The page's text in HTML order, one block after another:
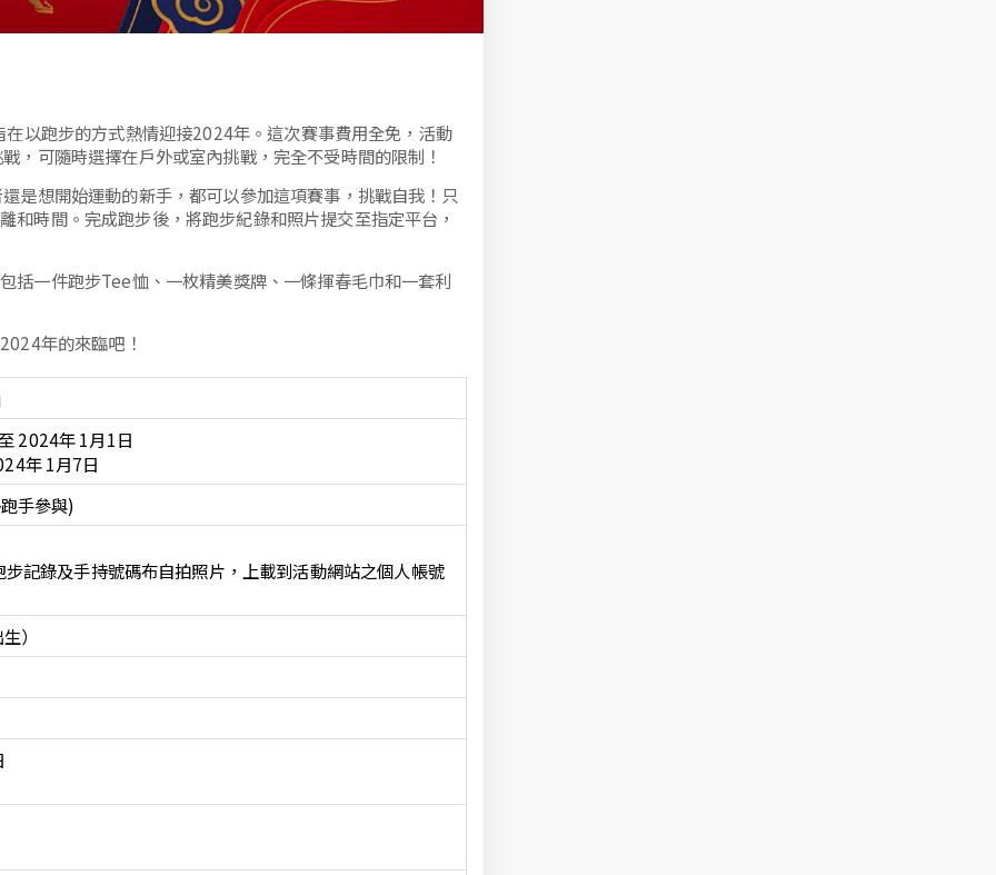
以跑步的方式熱情迎接2024年。這次賽事費用全免，活動
，可隨時選擇在戶外或室內挑戰，完全不受時間的限制！
是想開始運動的新手，都可以參加這項賽事，挑戰自我！只
時間。完成跑步後，將跑步紀錄和照片提交至指定平台，
括一件跑步Tee恤、一枚精美獎牌、一條揮春毛巾和一套利
年的來臨吧！
2024年 1月1日
年 1月7日
手參與)
記錄及手持號碼布自拍照片，上載到活動網站之個人帳號
）